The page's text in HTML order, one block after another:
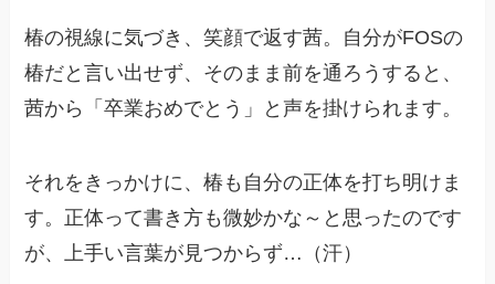
椿の視線に気づき、笑顔で返す茜。自分がFOSの
椿だと言い出せず、そのまま前を通ろうすると、
茜から「卒業おめでとう」と声を掛けられます。
それをきっかけに、椿も自分の正体を打ち明けま
す。正体って書き方も微妙かな～と思ったのです
が、上手い言葉が見つからず…（汗）